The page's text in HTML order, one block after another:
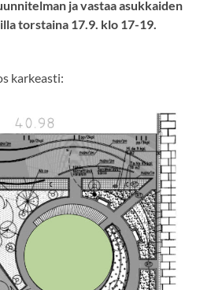
ja vastaa asukkaiden
torstaina 17.9. klo 17-19.
karkeasti: